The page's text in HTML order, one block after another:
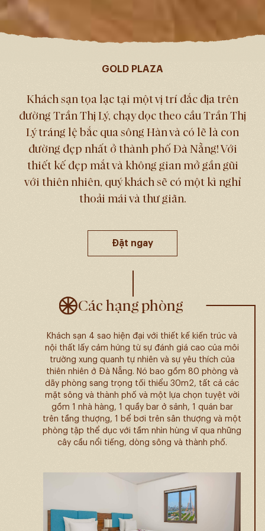
GOLD PLAZA
Khách sạn tọa lạc tại một vị trí đắc địa trên
đường Trần Thị Lý, chạy dọc theo cầu Trần Thị
Lý tráng lệ bắc qua sông Hàn và có lẽ là con
đường đẹp nhất ở thành phố Đà Nẵng! Với
thiết kế đẹp mắt và không gian mở gần gũi
với thiên nhiên, quý khách sẽ có một kì nghỉ
thoải mái và thư giãn.
Đặt ngay
Các hạng phòng
Khách sạn 4 sao hiện đại với thiết kế kiến trúc và
nội thất lấy cảm hứng từ sự đánh giá cao của môi
trường xung quanh tự nhiên và sự yêu thích của
thiên nhiên ở Đà Nẵng. Nó bao gồm 80 phòng và
dãy phòng sang trọng tối thiểu 30m2, tất cả các
mặt sông và thành phố và một lựa chọn tuyệt vời
gồm 1 nhà hàng, 1 quầy bar ở sảnh, 1 quán bar
trên tầng thượng, 1 bể bơi trên sân thượng và một
phòng tập thể dục với tầm nhìn hùng vĩ qua những
cây cầu nổi tiếng, dòng sông và thành phố.